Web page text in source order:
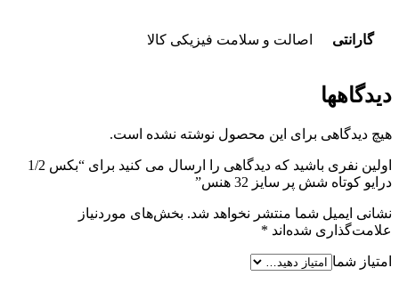
گارانتی اصالت و سلامت فیزیکی کالا
دیدگاهها
هیچ دیدگاهی برای این محصول نوشته نشده است.
اولین نفری باشید که دیدگاهی را ارسال می کنید برای “بکس 1/2
درایو کوتاه شش پر سایز 32 هنس”
نشانی ایمیل شما منتشر نخواهد شد. بخش‌های موردنیاز
علامت‌گذاری شده‌اند *
امتیاز شما